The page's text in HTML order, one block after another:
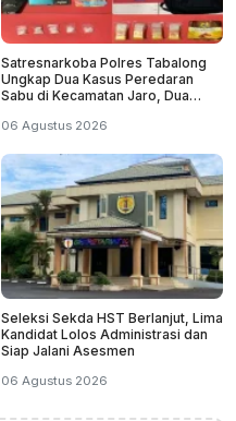
Satresnarkoba Polres Tabalong
Ungkap Dua Kasus Peredaran
Sabu di Kecamatan Jaro, Dua
06 Agustus 2026
Seleksi Sekda HST Berlanjut, Lima
Kandidat Lolos Administrasi dan
Siap Jalani Asesmen
06 Agustus 2026